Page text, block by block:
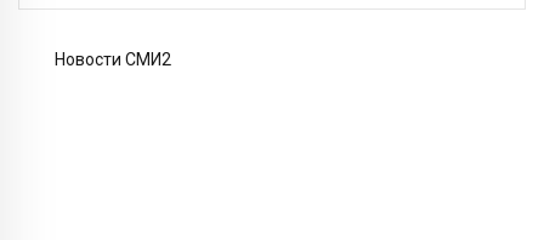
Новости СМИ2